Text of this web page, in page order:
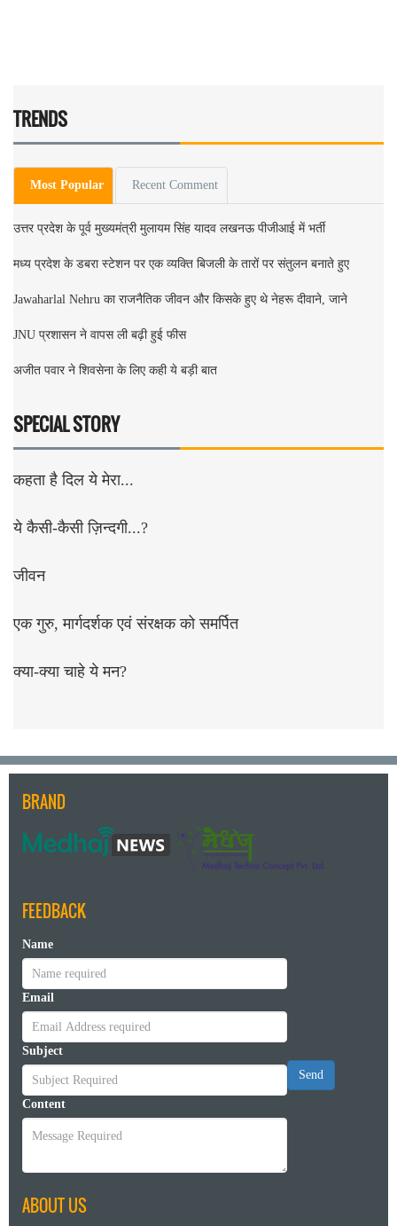
TRENDS
Most Popular Recent Comment
उत्तर प्रदेश के पूर्व मुख्यमंत्री मुलायम सिंह यादव लखनऊ पीजीआई में भर्ती
मध्य प्रदेश के डबरा स्टेशन पर एक व्यक्ति बिजली के तारों पर संतुलन बनाते हुए
Jawaharlal Nehru का राजनैतिक जीवन और किसके हुए थे नेहरू दीवाने, जाने
JNU प्रशासन ने वापस ली बढ़ी हुई फीस
अजीत पवार ने शिवसेना के लिए कही ये बड़ी बात
SPECIAL STORY
कहता है दिल ये मेरा...
ये कैसी-कैसी ज़िन्दगी...?
जीवन
एक गुरु, मार्गदर्शक एवं संरक्षक को समर्पित
क्या-क्या चाहे ये मन?
BRAND
FEEDBACK
Name
Email
Subject
Content
Send
ABOUT US